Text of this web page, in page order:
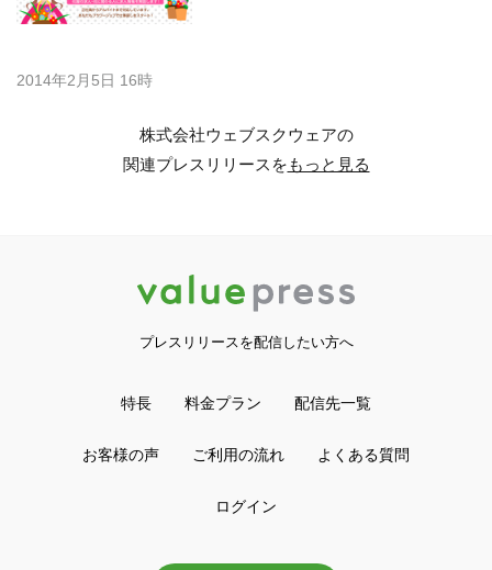
2014年2月5日 16時
株式会社ウェブスクウェアの
関連プレスリリースをもっと見る
プレスリリースを配信したい方へ
特長 料金プラン 配信先一覧
お客様の声 ご利用の流れ よくある質問
ログイン